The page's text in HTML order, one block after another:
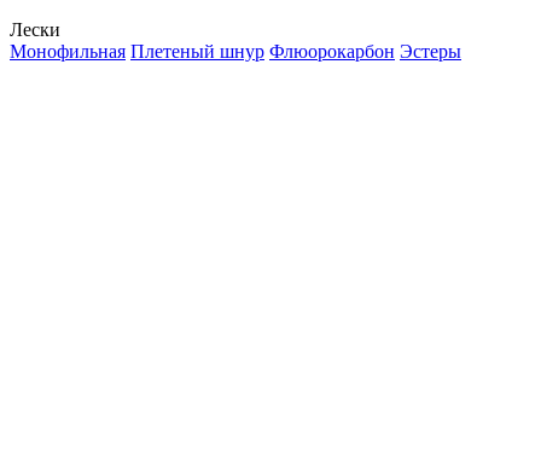
Лески
Монофильная Плетеный шнур Флюорокарбон Эстеры